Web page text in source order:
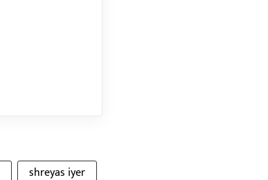
shreyas iyer